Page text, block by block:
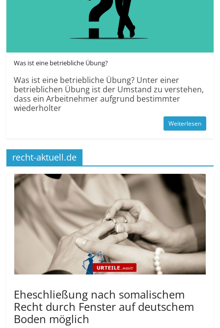
Was ist eine betrieb­liche Übung?
Was ist eine betrieb­liche Übung? Unter einer
betrieblichen Übung ist der Umstand zu verstehen,
dass ein Arbeit­nehmer aufgrund bestimmter
wieder­holter
Weiterlesen
recht-aktuell.de
Eheschließung nach somalischem
Recht durch Fenster auf deutschem
Boden möglich